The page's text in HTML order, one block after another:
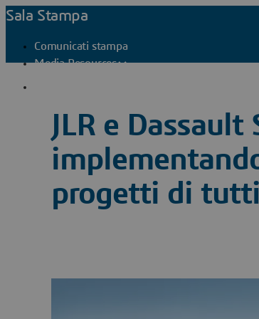
Sala Stampa
Comunicati stampa
Media Resources
JLR e
progetti di